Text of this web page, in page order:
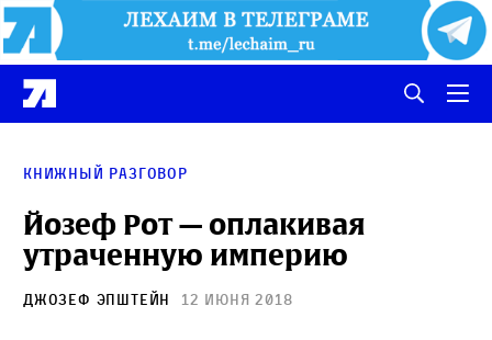
Книжный разговор
Йозеф Рот — оплакивая
утраченную империю
Джозеф Эпштейн 12 июня 2018